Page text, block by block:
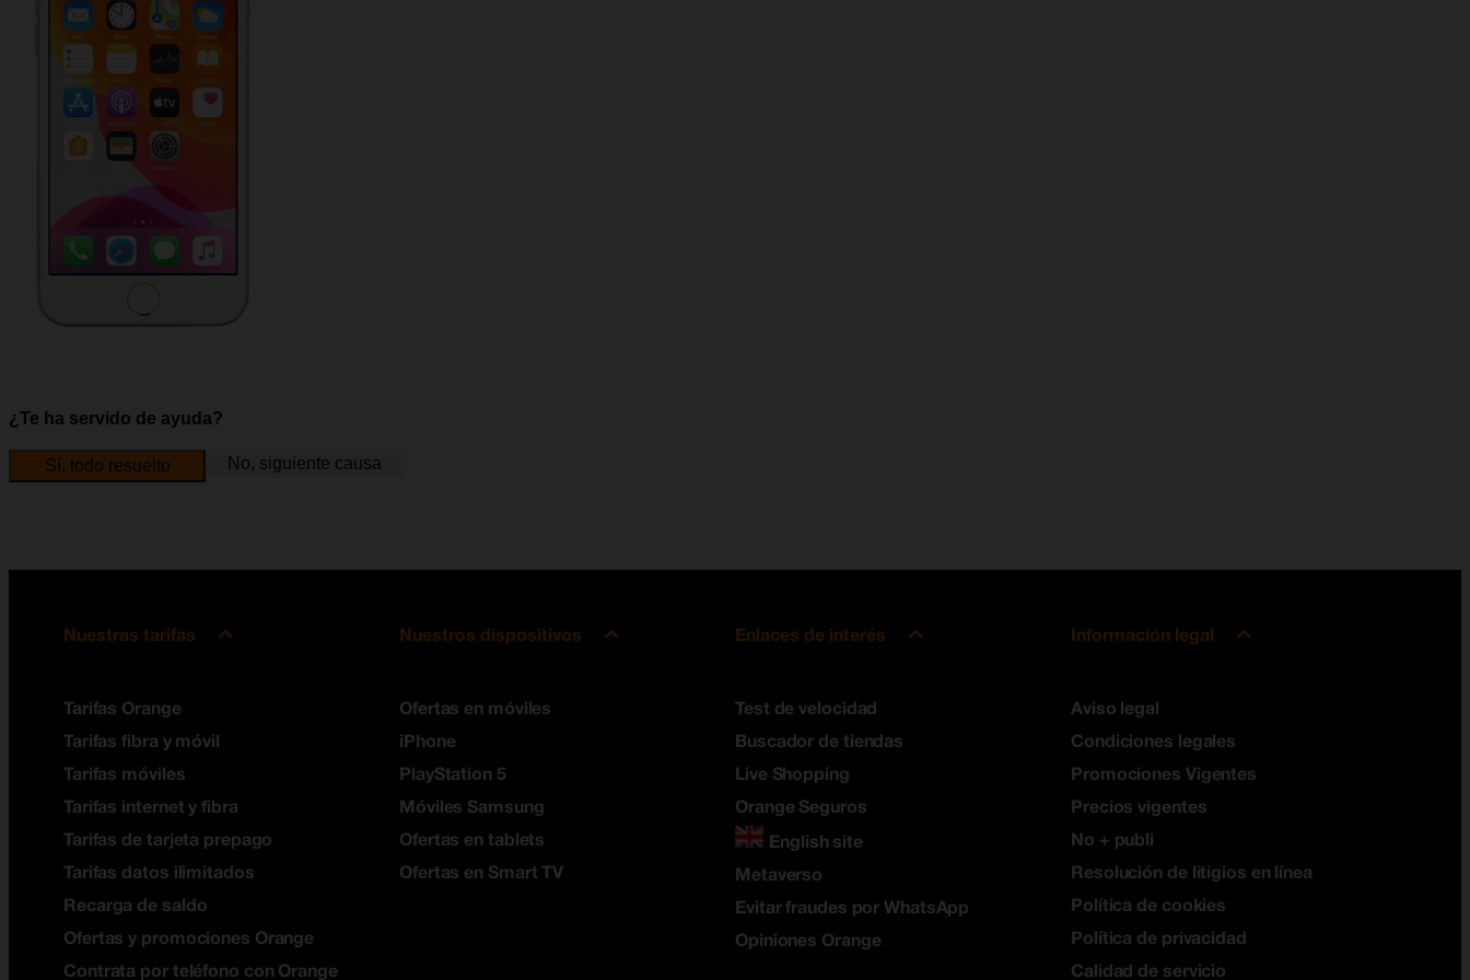
¿Te ha servido de ayuda?
Sí, todo resuelto No, siguiente causa
Nuestras tarifas
Tarifas Orange
Tarifas fibra y móvil
Tarifas móviles
Tarifas internet y fibra
Tarifas de tarjeta prepago
Tarifas datos ilimitados
Recarga de saldo
Ofertas y promociones Orange
Contrata por teléfono con Orange
Nuestros dispositivos
Ofertas en móviles
iPhone
PlayStation 5
Móviles Samsung
Ofertas en tablets
Ofertas en Smart TV
Enlaces de interés
Test de velocidad
Buscador de tiendas
Live Shopping
Orange Seguros
English site
Metaverso
Evitar fraudes por WhatsApp
Opiniones Orange
Información legal
Aviso legal
Condiciones legales
Promociones Vigentes
Precios vigentes
No + publi
Resolución de litigios en línea
Política de cookies
Política de privacidad
Calidad de servicio